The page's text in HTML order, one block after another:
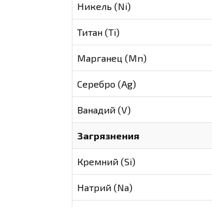
Никель (Ni)
Титан (Ti)
Марганец (Mn)
Серебро (Ag)
Ванадий (V)
Загрязнения
Кремний (Si)
Натрий (Na)